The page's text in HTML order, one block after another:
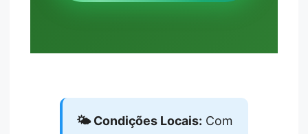
🌤️ Condições Locais: Com